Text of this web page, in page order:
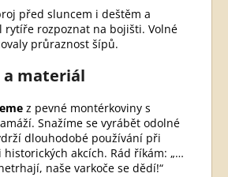
před sluncem i deštěm a
rytíře rozpoznat na bojišti. Volné
průraznost šípů.
a materiál
z pevné montérkoviny s
Snažíme se vyrábět odolné
dlouhodobé používání při
akcích. Rád říkám: „…
naše varkoče se dědí!“